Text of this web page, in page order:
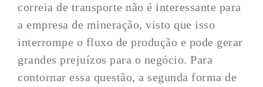
correia de transporte não é interessante para
a empresa de mineração, visto que isso
interrompe o fluxo de produção e pode gerar
grandes prejuízos para o negócio. Para
contornar essa questão, a segunda forma de